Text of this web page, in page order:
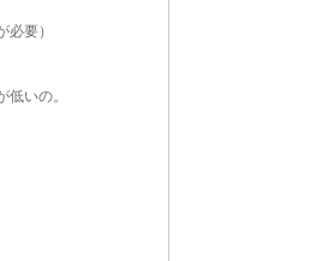
要）
いの。